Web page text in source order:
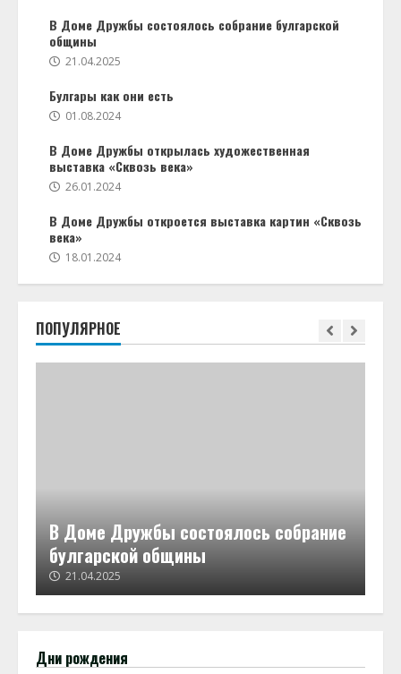
ПОПУЛЯРНОЕ
В Доме Дружбы состоялось собрание
булгарской общины
21.04.2025
Дни рождения
В Доме Дружбы состоялось собрание булгарской
общины
21.04.2025
Булгары как они есть
01.08.2024
В Доме Дружбы открылась художественная
выставка «Сквозь века»
26.01.2024
В Доме Дружбы откроется выставка картин «Сквозь
века»
18.01.2024